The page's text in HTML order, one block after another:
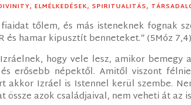
,ELMÉLKEDÉSEK,SPIRITUALITÁS,
tőlem, és más isteneknek fognak
és hamar kipusztít benneteket.” (5Móz 7,4)
hogy vele lesz, amikor
erősebb népektől. Amitől viszont
akkor Izráel is Istennel kerül szembe.
össze azok családjaival, nem veheti át az